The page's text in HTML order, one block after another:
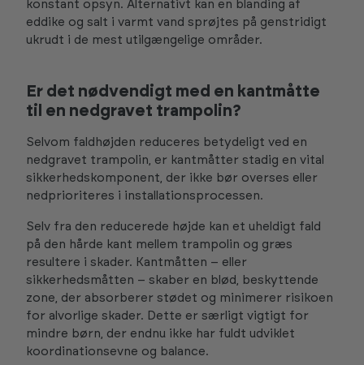
konstant opsyn. Alternativt kan en blanding af
eddike og salt i varmt vand sprøjtes på genstridigt
ukrudt i de mest utilgængelige områder.
Er det nødvendigt med en kantmåtte
til en nedgravet trampolin?
Selvom faldhøjden reduceres betydeligt ved en
nedgravet trampolin, er kantmåtter stadig en vital
sikkerhedskomponent, der ikke bør overses eller
nedprioriteres i installationsprocessen.
Selv fra den reducerede højde kan et uheldigt fald
på den hårde kant mellem trampolin og græs
resultere i skader. Kantmåtten – eller
sikkerhedsmåtten – skaber en blød, beskyttende
zone, der absorberer stødet og minimerer risikoen
for alvorlige skader. Dette er særligt vigtigt for
mindre børn, der endnu ikke har fuldt udviklet
koordinationsevne og balance.